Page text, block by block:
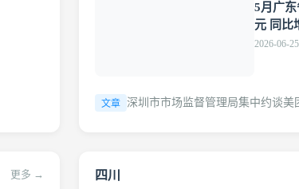
5月广
元 同比
2026-06-
文章 深圳市市场监督管理局集中约谈
更多 → 四川